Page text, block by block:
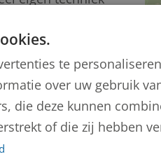
kunnen
maar dat
te
over uw gebruik
die deze kunnen
of die zij hebben